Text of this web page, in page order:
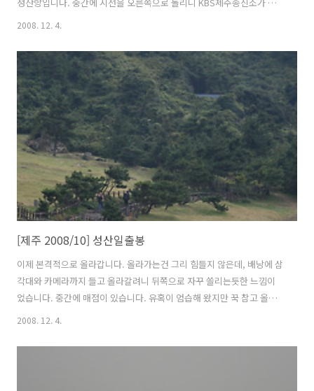
입니다. 방송시설이라 경비가 매우 삼엄합니다. 아니 이럴수가! 제가 졸
입니다. 왼쪽은 제주시로 가는 1132번 제주 일주도로이고 오른쪽은 성산
항 입구입니다. 다시 한번 확인!!! 우도로 들어갈 수 있는 성산항입니다.
우도로 배 한척이 출발을 앞두고 있습니다. 드뎌! 우도입니다. 선착장에
도착하였습니다. 내리기전 멀리 성산항이 보입니다. 수고했어! 친구 스
쿠터를 빌릴까 자전거를 빌릴까 고민하다가 스쿠터는 면허가 없어서 안
된다고 해 무거운 ..
2008. 12. 4.
[제주 2008/10] 성산일출봉
이제 본격적으로 올라갑니다. 올라가는건 그리 힘들지 않은데, 배낭에 삼
각대와 카메라까지 들고 올라갈려니 뒤쪽으로 자꾸 쏠리는듯한 느낌이
었습니다. 중간에 매점이 있습니다. 유혹이 엄습해 왔지만 꾹 참고 올라
갔습니다. 돌계단이 계속 이어집니다. 제주도가 화산섬이라 돌도 구멍이
씨는 정말 최악이었습니다. 바람도 많이 불고 올라가면 올라갈수록 계단
2008. 12. 4.